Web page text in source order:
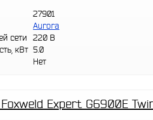
27901
Aurora
сети
220 В
кВт 5.0
Нет
Expert G6900E